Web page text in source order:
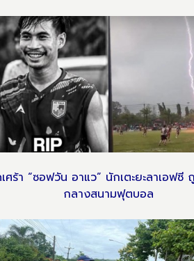
ศร้า “ซอฟวัน อาแว” นักเตะยะลาเอฟซี
กลางสนามฟุตบอล